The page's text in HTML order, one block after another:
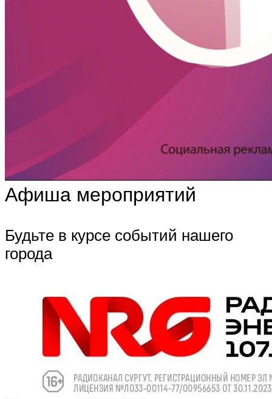
Афиша мероприятий
Будьте в курсе событий нашего
города